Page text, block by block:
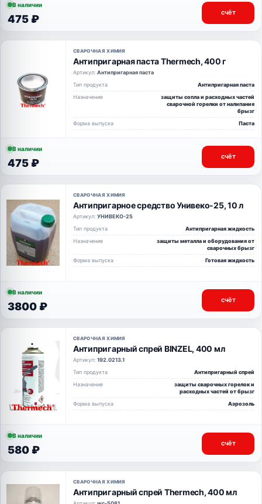
В наличии
475 ₽
счёт
СВАРОЧНАЯ ХИМИЯ
Антипригарная паста Thermech, 400 г
Артикул: Антипригарная паста
Тип продукта
Антипригарная паста
Назначение
защиты сопла и расходных частей
сварочной горелки от налипания
брызг
Форма выпуска
Паста
В наличии
475 ₽
счёт
СВАРОЧНАЯ ХИМИЯ
Антипригарное средство Унивеко-25, 10 л
Артикул: УНИВЕКО-25
Тип продукта
Антипригарная жидкость
Назначение
защиты металла и оборудования от
сварочных брызг
Форма выпуска
Готовая жидкость
В наличии
3800 ₽
счёт
СВАРОЧНАЯ ХИМИЯ
Антипригарный спрей BINZEL, 400 мл
Артикул: 192.0213.1
Тип продукта
Антипригарный спрей
Назначение
защиты сварочных горелок и
расходных частей от брызг
Форма выпуска
Аэрозоль
В наличии
580 ₽
счёт
СВАРОЧНАЯ ХИМИЯ
Антипригарный спрей Thermech, 400 мл